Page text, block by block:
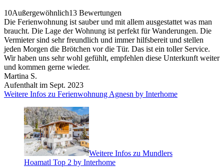
10Außergewöhnlich13 Bewertungen
Die Ferienwohnung ist sauber und mit allem ausgestattet was man
braucht. Die Lage der Wohnung ist perfekt für Wanderungen. Die
Vermieter sind sehr freundlich und immer hilfsbereit und stellen
jeden Morgen die Brötchen vor die Tür. Das ist ein toller Service.
Wir haben uns sehr wohl gefühlt, empfehlen diese Unterkunft weiter
und kommen gerne wieder.
Martina S.
Aufenthalt im Sept. 2023
Weitere Infos zu Ferienwohnung Agnesn by Interhome
Weitere Infos zu Mundlers
Hoamatl Top 2 by Interhome